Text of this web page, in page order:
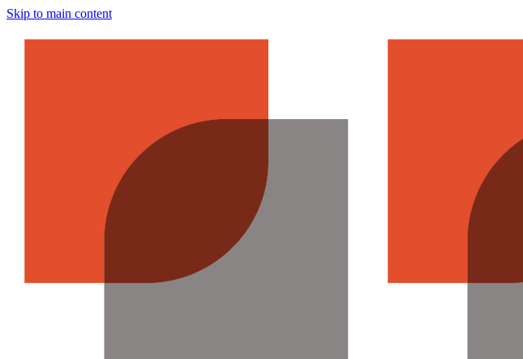
Skip to main content